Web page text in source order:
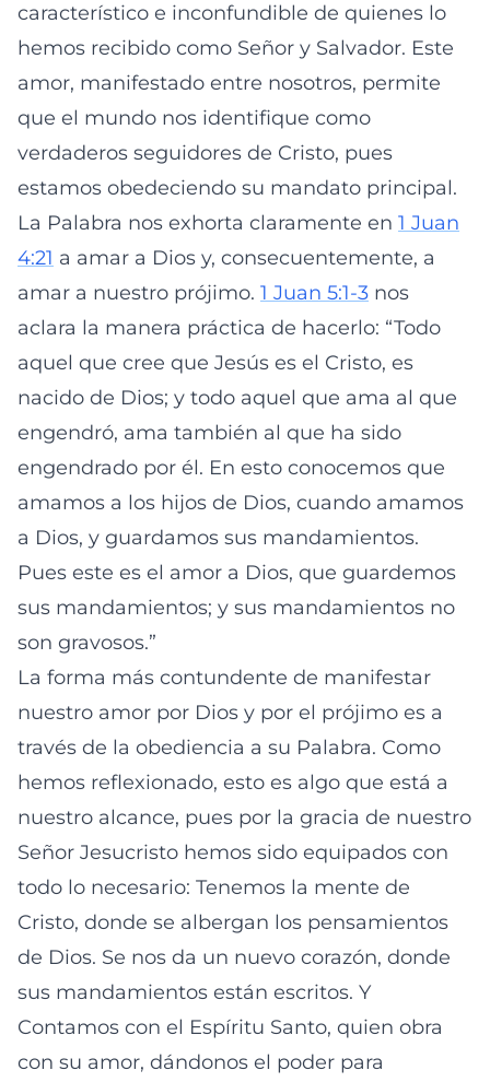
característico e inconfundible de quienes lo
hemos recibido como Señor y Salvador. Este
amor, manifestado entre nosotros, permite
que el mundo nos identifique como
verdaderos seguidores de Cristo, pues
estamos obedeciendo su mandato principal.
La Palabra nos exhorta claramente en 1 Juan
4:21 a amar a Dios y, consecuentemente, a
amar a nuestro prójimo. 1 Juan 5:1-3 nos
aclara la manera práctica de hacerlo: “Todo
aquel que cree que Jesús es el Cristo, es
nacido de Dios; y todo aquel que ama al que
engendró, ama también al que ha sido
engendrado por él. En esto conocemos que
amamos a los hijos de Dios, cuando amamos
a Dios, y guardamos sus mandamientos.
Pues este es el amor a Dios, que guardemos
sus mandamientos; y sus mandamientos no
son gravosos.”
La forma más contundente de manifestar
nuestro amor por Dios y por el prójimo es a
través de la obediencia a su Palabra. Como
hemos reflexionado, esto es algo que está a
nuestro alcance, pues por la gracia de nuestro
Señor Jesucristo hemos sido equipados con
todo lo necesario: Tenemos la mente de
Cristo, donde se albergan los pensamientos
de Dios. Se nos da un nuevo corazón, donde
sus mandamientos están escritos. Y
Contamos con el Espíritu Santo, quien obra
con su amor, dándonos el poder para